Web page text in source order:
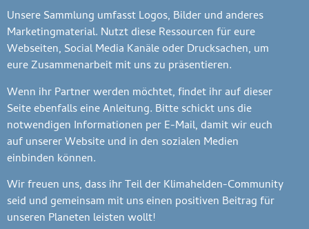
Unsere Sammlung umfasst Logos, Bilder und anderes
Marketingmaterial. Nutzt diese Ressourcen für eure
Webseiten, Social Media Kanäle oder Drucksachen, um
eure Zusammenarbeit mit uns zu präsentieren.
Wenn ihr Partner werden möchtet, findet ihr auf dieser
Seite ebenfalls eine Anleitung. Bitte schickt uns die
notwendigen Informationen per E-Mail, damit wir euch
auf unserer Website und in den sozialen Medien
einbinden können.
Wir freuen uns, dass ihr Teil der Klimahelden-Community
seid und gemeinsam mit uns einen positiven Beitrag für
unseren Planeten leisten wollt!